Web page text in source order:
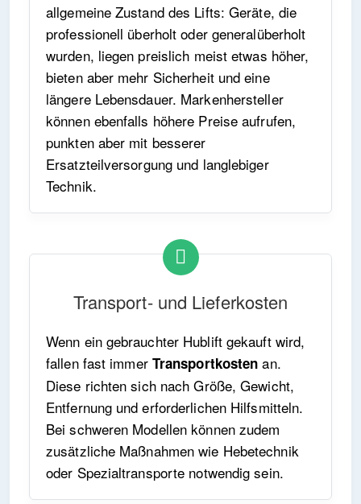
allgemeine Zustand des Lifts: Geräte, die
professionell überholt oder generalüberholt
wurden, liegen preislich meist etwas höher,
bieten aber mehr Sicherheit und eine
längere Lebensdauer. Markenhersteller
können ebenfalls höhere Preise aufrufen,
punkten aber mit besserer
Ersatzteilversorgung und langlebiger
Technik.
Transport- und Lieferkosten
Wenn ein gebrauchter Hublift gekauft wird,
fallen fast immer Transportkosten an.
Diese richten sich nach Größe, Gewicht,
Entfernung und erforderlichen Hilfsmitteln.
Bei schweren Modellen können zudem
zusätzliche Maßnahmen wie Hebetechnik
oder Spezialtransporte notwendig sein.